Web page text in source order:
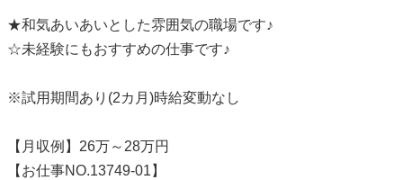
★和気あいあいとした雰囲気の職場です♪
☆未経験にもおすすめの仕事です♪
※試用期間あり(2カ月)時給変動なし
【月収例】26万～28万円
【お仕事NO.13749-01】